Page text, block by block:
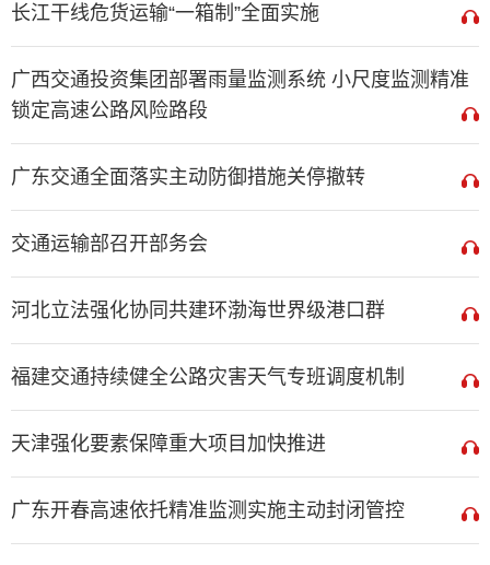
长江干线危货运输“一箱制”全面实施
广西交通投资集团部署雨量监测系统 小尺度监测精准
锁定高速公路风险路段
广东交通全面落实主动防御措施关停撤转
交通运输部召开部务会
河北立法强化协同共建环渤海世界级港口群
福建交通持续健全公路灾害天气专班调度机制
天津强化要素保障重大项目加快推进
广东开春高速依托精准监测实施主动封闭管控